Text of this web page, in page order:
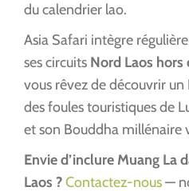
du calendrier lao.
Asia Safari intègre
ses circuits Nord Laos hors
vous rêvez de découvrir
des foules touristiques de
et son Bouddha millénaire
Envie d’inclure Muang La
Laos ?Contactez-nous—